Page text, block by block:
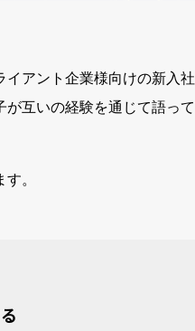
アント企業様向けの新入社
が互いの経験を通じて語って
。